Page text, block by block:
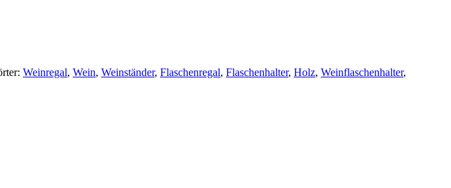
Weinregal, Wein, Weinständer, Flaschenregal, Flaschenhalter, Holz, Weinflaschenhalter,